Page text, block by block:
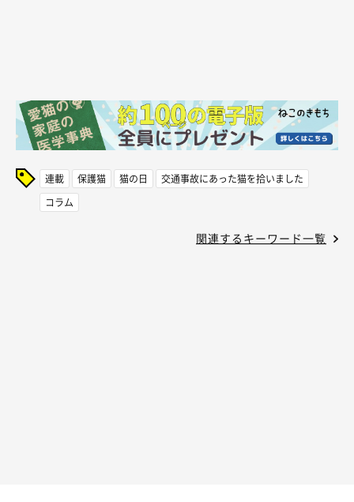
連載 保護猫 猫の日
交通事故にあった猫を拾いました
コラム
関連するキーワード一覧